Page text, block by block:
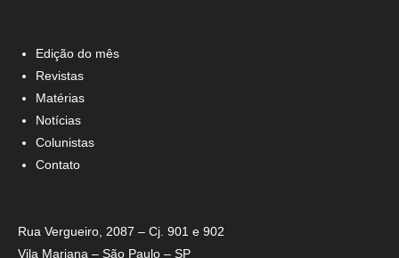
Edição do mês
Revistas
Matérias
Notícias
Colunistas
Contato
Rua Vergueiro, 2087 – Cj. 901 e 902
Vila Mariana – São Paulo – SP